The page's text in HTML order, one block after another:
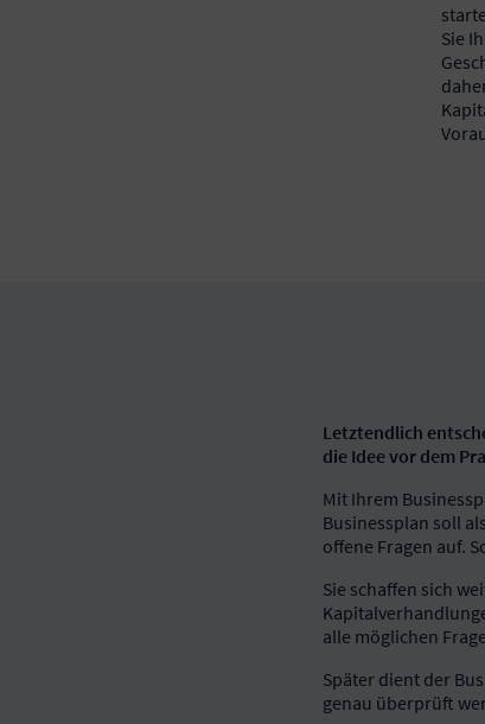
Sie
Letztendlich
die Idee vor dem
Mit Ihrem
Businessplan soll
offene Fragen auf.
Sie schaffen sich
alle möglichen
Später dient der
genau überprüft